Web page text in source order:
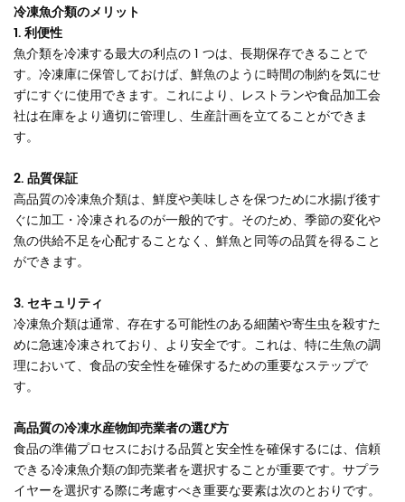
冷凍魚介類のメリット
1. 利便性
魚介類を冷凍する最大の利点の 1 つは、長期保存できることで
す。冷凍庫に保管しておけば、鮮魚のように時間の制約を気にせ
ずにすぐに使用できます。これにより、レストランや食品加工会
社は在庫をより適切に管理し、生産計画を立てることができま
す。
2. 品質保証
高品質の冷凍魚介類は、鮮度や美味しさを保つために水揚げ後す
ぐに加工・冷凍されるのが一般的です。そのため、季節の変化や
魚の供給不足を心配することなく、鮮魚と同等の品質を得ること
ができます。
3. セキュリティ
冷凍魚介類は通常、存在する可能性のある細菌や寄生虫を殺すた
めに急速冷凍されており、より安全です。これは、特に生魚の調
理において、食品の安全性を確保するための重要なステップで
す。
高品質の冷凍水産物卸売業者の選び方
食品の準備プロセスにおける品質と安全性を確保するには、信頼
できる冷凍魚介類の卸売業者を選択することが重要です。サプラ
イヤーを選択する際に考慮すべき重要な要素は次のとおりです。